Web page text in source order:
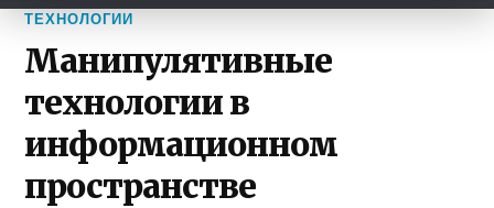
ТЕХНОЛОГИИ
Манипулятивные
технологии в
информационном
пространстве